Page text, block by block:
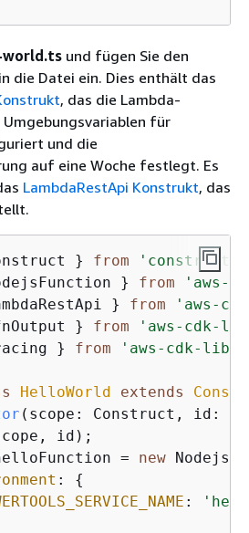
world.ts und fügen Sie den
die Datei ein. Dies enthält das
, das die Lambda-
für
und die
auf eine Woche festlegt. Es
LambdaRestApi Konstrukt, das
} from
'constructs'
} from
'aws-
} from
'aws-
} from
'aws-cdk-
} from 'aws-cdk-lib/
HelloWorld extends
( scope: Construct, id:
id);
= new
: {
: